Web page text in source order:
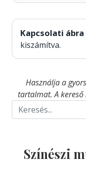
Kapcsolati ábra
kiszámítva.
Használja a
tartalmat. A
Színészi